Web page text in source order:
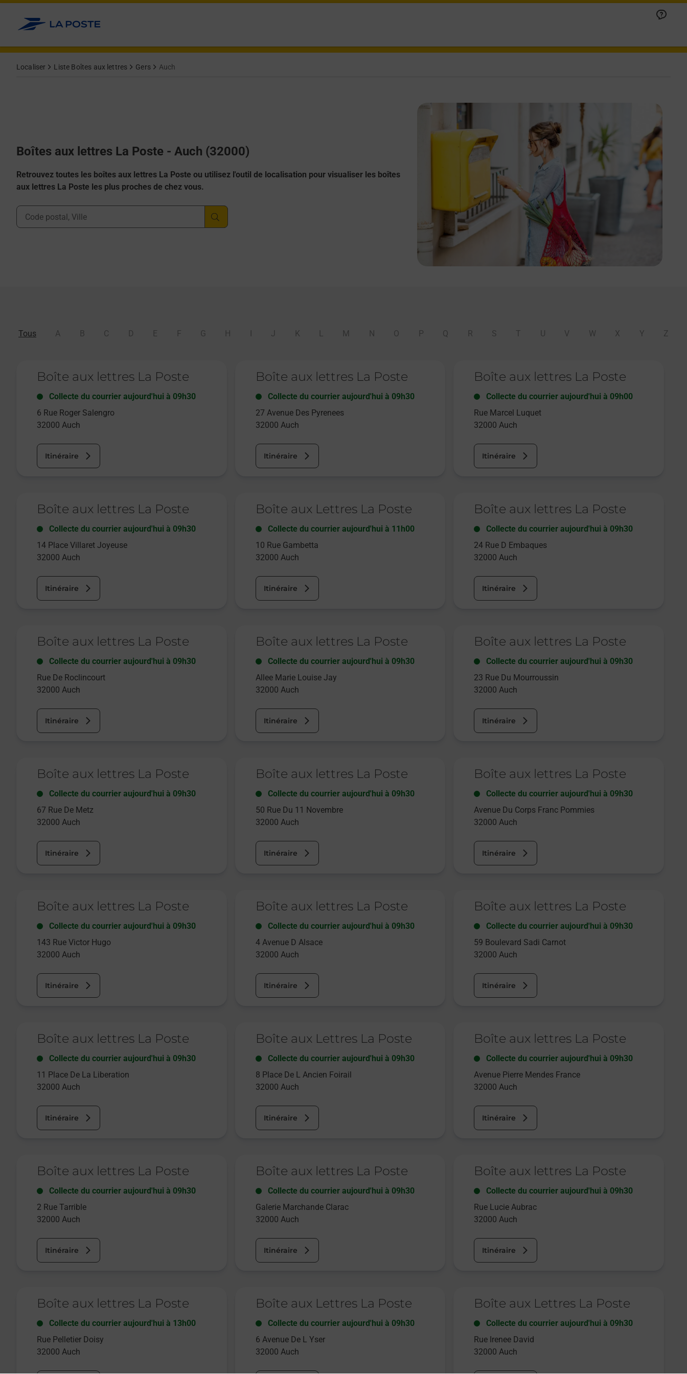
Allez au contenu
Localiser Liste Boîtes aux lettres Gers Auch
Boîtes aux lettres La Poste - Auch (32000)
Retrouvez toutes les boîtes aux lettres La Poste ou utilisez l'outil de localisation pour visualiser les boîtes
aux lettres La Poste les plus proches de chez vous.
Ville, Département, Code Postal
Tous A B C D E F G H J K L M N O P Q R S T U V W X Y Z
Boîte aux lettres La Poste
Collecte du courrier aujourd'hui à 09h30
6 Rue Roger Salengro
32000 Auch
Itinéraire
Boîte aux lettres La Poste
Collecte du courrier aujourd'hui à 09h30
27 Avenue Des Pyrenees
32000 Auch
Itinéraire
Boîte aux lettres La Poste
Collecte du courrier aujourd'hui à 09h00
Rue Marcel Luquet
32000 Auch
Itinéraire
Boîte aux lettres La Poste
Collecte du courrier aujourd'hui à 09h30
14 Place Villaret Joyeuse
32000 Auch
Itinéraire
Boîte aux Lettres La Poste
Collecte du courrier aujourd'hui à 11h00
10 Rue Gambetta
32000 Auch
Itinéraire
Boîte aux lettres La Poste
Collecte du courrier aujourd'hui à 09h30
24 Rue D Embaques
32000 Auch
Itinéraire
Boîte aux lettres La Poste
Collecte du courrier aujourd'hui à 09h30
Rue De Roclincourt
32000 Auch
Itinéraire
Boîte aux lettres La Poste
Collecte du courrier aujourd'hui à 09h30
Allee Marie Louise Jay
32000 Auch
Itinéraire
Boîte aux lettres La Poste
Collecte du courrier aujourd'hui à 09h30
23 Rue Du Mourroussin
32000 Auch
Itinéraire
Boîte aux lettres La Poste
Collecte du courrier aujourd'hui à 09h30
67 Rue De Metz
32000 Auch
Itinéraire
Boîte aux lettres La Poste
Collecte du courrier aujourd'hui à 09h30
50 Rue Du 11 Novembre
32000 Auch
Itinéraire
Boîte aux lettres La Poste
Collecte du courrier aujourd'hui à 09h30
Avenue Du Corps Franc Pommies
32000 Auch
Itinéraire
Boîte aux lettres La Poste
Collecte du courrier aujourd'hui à 09h30
143 Rue Victor Hugo
32000 Auch
Itinéraire
Boîte aux lettres La Poste
Collecte du courrier aujourd'hui à 09h30
4 Avenue D Alsace
32000 Auch
Itinéraire
Boîte aux lettres La Poste
Collecte du courrier aujourd'hui à 09h30
59 Boulevard Sadi Carnot
32000 Auch
Itinéraire
Boîte aux lettres La Poste
Collecte du courrier aujourd'hui à 09h30
11 Place De La Liberation
32000 Auch
Itinéraire
Boîte aux Lettres La Poste
Collecte du courrier aujourd'hui à 09h30
8 Place De L Ancien Foirail
32000 Auch
Itinéraire
Boîte aux lettres La Poste
Collecte du courrier aujourd'hui à 09h30
Avenue Pierre Mendes France
32000 Auch
Itinéraire
Boîte aux lettres La Poste
Collecte du courrier aujourd'hui à 09h30
2 Rue Tarrible
32000 Auch
Itinéraire
Boîte aux lettres La Poste
Collecte du courrier aujourd'hui à 09h30
Galerie Marchande Clarac
32000 Auch
Itinéraire
Boîte aux lettres La Poste
Collecte du courrier aujourd'hui à 09h30
Rue Lucie Aubrac
32000 Auch
Itinéraire
Boîte aux lettres La Poste
Collecte du courrier aujourd'hui à 13h00
Rue Pelletier Doisy
32000 Auch
Boîte aux Lettres La Poste
Collecte du courrier aujourd'hui à 09h30
6 Avenue De L Yser
32000 Auch
Boîte aux Lettres La Poste
Collecte du courrier aujourd'hui à 09h30
Rue Irenee David
32000 Auch